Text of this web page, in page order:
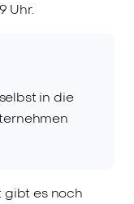
Uhr.
in die
gibt es noch